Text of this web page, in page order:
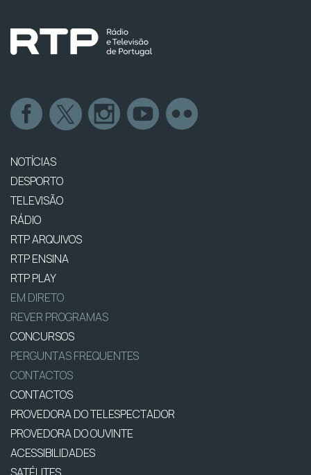
NOTÍCIAS
DESPORTO
TELEVISÃO
RÁDIO
RTP ARQUIVOS
RTP ENSINA
RTP PLAY
EM DIRETO
REVER PROGRAMAS
CONCURSOS
PERGUNTAS FREQUENTES
CONTACTOS
CONTACTOS
PROVEDORA DO TELESPECTADOR
PROVEDORA DO OUVINTE
ACESSIBILIDADES